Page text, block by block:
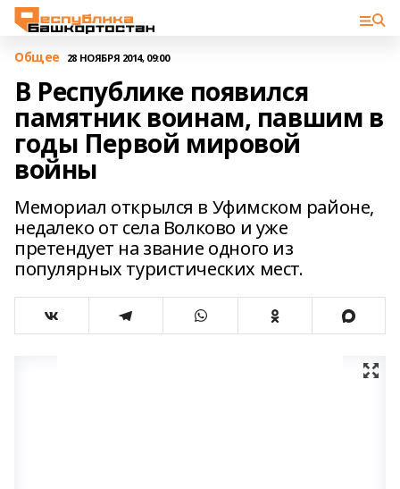
Общее 28 НОЯБРЯ 2014, 09:00
В Республике появился
памятник воинам, павшим в
годы Первой мировой
войны
Мемориал открылся в Уфимском районе,
недалеко от села Волково и уже
претендует на звание одного из
популярных туристических мест.